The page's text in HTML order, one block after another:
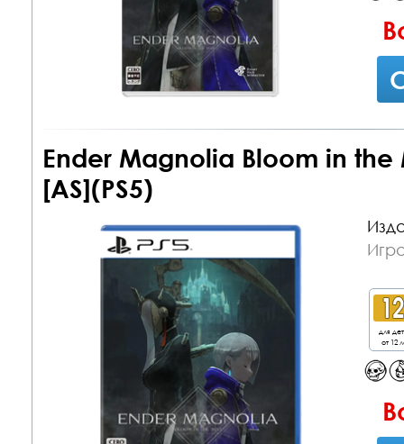
Ender Magnolia Bloom in the
[AS](PS5)
для
от 12